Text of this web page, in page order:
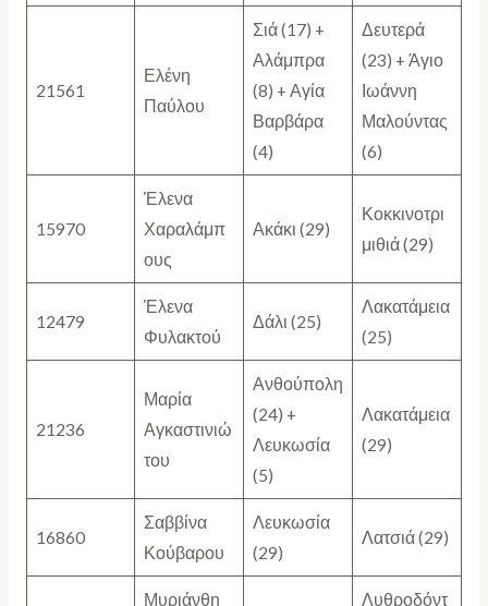
21561
Ελένη
Παύλου
Σιά (17) +
Αλάμπρα
(8) + Αγία
Βαρβάρα
(4)
Δευτερά
(23) + Άγιο
Ιωάννη
Μαλούντας
(6)
15970
Έλενα
Χαραλάμπ
ους
Ακάκι (29)
Κοκκινοτρι
μιθιά (29)
12479
Έλενα
Φυλακτού
Δάλι (25)
Λακατάμεια
(25)
21236
Μαρία
Αγκαστινιώ
του
Ανθούπολη
(24) +
Λευκωσία
(5)
Λακατάμεια
(29)
16860
Σαββίνα
Κούβαρου
Λευκωσία
(29)
Λατσιά (29)
Μυριάνθη Λυθροδόντ